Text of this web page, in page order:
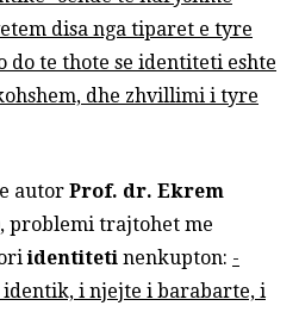
disa nga tiparet e tyre
do te thote se identiteti eshte
dhe zhvillimi i tyre
autor Prof. dr. Ekrem
problemi trajtohet me
identiteti nenkupton: -
i njejte i barabarte, i